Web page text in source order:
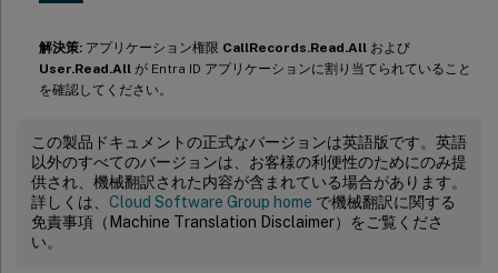
解決策: アプリケーション権限 CallRecords.Read.All および
User.Read.All が Entra ID アプリケーションに割り当てられていること
を確認してください。
この製品ドキュメントの正式なバージョンは英語版です。英語
以外のすべてのバージョンは、お客様の利便性のためにのみ提
供され、機械翻訳された内容が含まれている場合があります。
詳しくは、 Cloud Software Group home で機械翻訳に関する
免責事項（Machine Translation Disclaimer）をご覧くださ
い。